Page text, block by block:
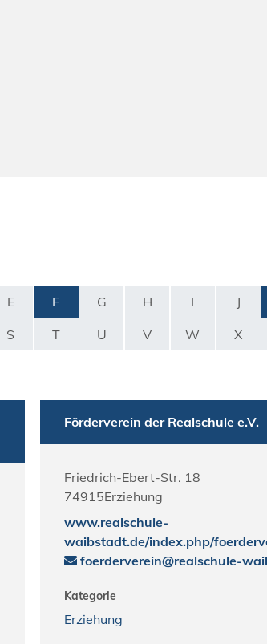
E F G H I J
S T U V W X
Förderverein der Realschule e.V.
Friedrich-Ebert-Str. 18
74915Erziehung
www.realschule-
waibstadt.de/index.php/
foerderverein@realschule-
Kategorie
Erziehung